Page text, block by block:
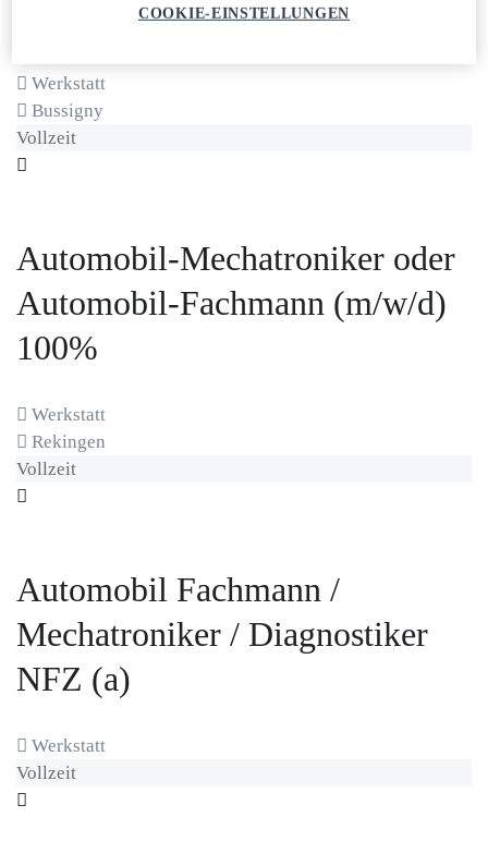
Mécanicien poids lourds (h/f/d)
Werkstatt
Bussigny
Vollzeit
Automobil-Mechatroniker oder
Automobil-Fachmann (m/w/d)
100%
Werkstatt
Rekingen
Vollzeit
Automobil Fachmann /
Mechatroniker / Diagnostiker
NFZ (a)
Werkstatt
Vollzeit
COOKIE-EINSTELLUNGEN